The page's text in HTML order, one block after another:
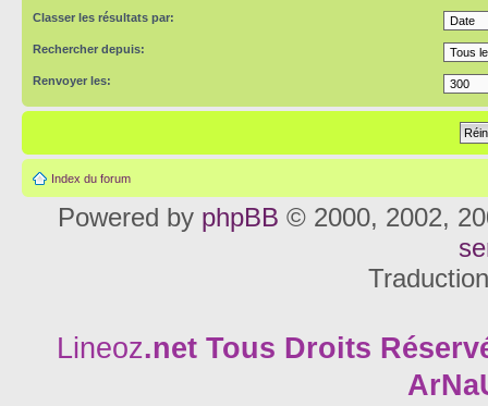
Classer les résultats par:
Rechercher depuis:
Renvoyer les:
Index du forum
Powered by phpBB © 2000, 2002,
Lineoz.net Tous Droits